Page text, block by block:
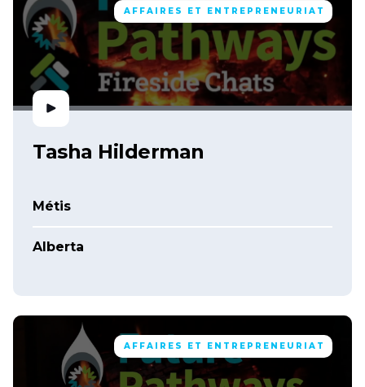
AFFAIRES ET ENTREPRENEURIAT
Tasha Hilderman
Métis
Alberta
AFFAIRES ET ENTREPRENEURIAT